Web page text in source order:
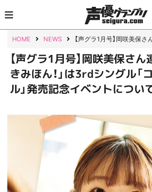
to
content
HOME NEWS 【声グラ1月号】岡咲美保さ
【声グラ1月号】岡咲美保さん
きみほん！」は3rdシングル「
ル」発売記念イベントについ